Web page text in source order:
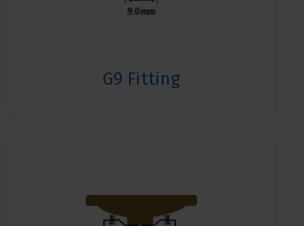
G9 Fitting